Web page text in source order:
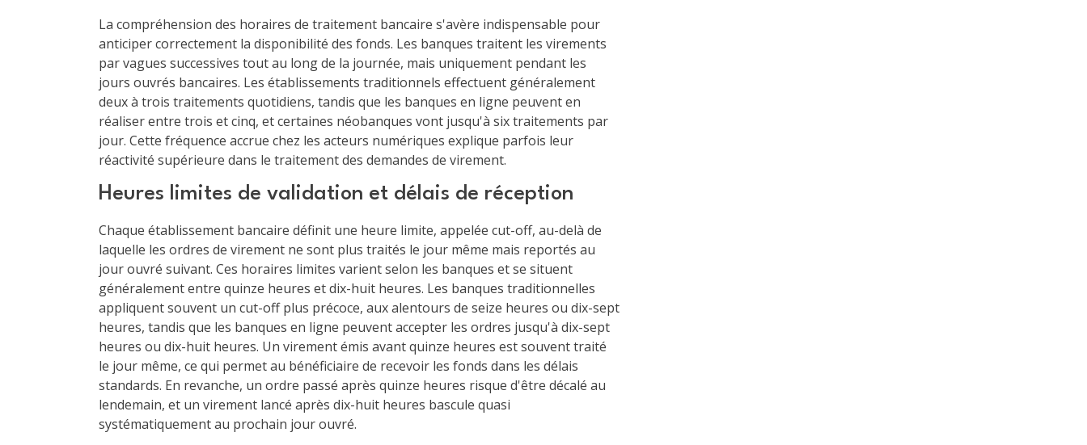
La compréhension des horaires de traitement bancaire s'avère indispensable pour
anticiper correctement la disponibilité des fonds. Les banques traitent les virements
par vagues successives tout au long de la journée, mais uniquement pendant les
jours ouvrés bancaires. Les établissements traditionnels effectuent généralement
deux à trois traitements quotidiens, tandis que les banques en ligne peuvent en
réaliser entre trois et cinq, et certaines néobanques vont jusqu'à six traitements par
jour. Cette fréquence accrue chez les acteurs numériques explique parfois leur
réactivité supérieure dans le traitement des demandes de virement.
Heures limites de validation et délais de réception
Chaque établissement bancaire définit une heure limite, appelée cut-off, au-delà de
laquelle les ordres de virement ne sont plus traités le jour même mais reportés au
jour ouvré suivant. Ces horaires limites varient selon les banques et se situent
généralement entre quinze heures et dix-huit heures. Les banques traditionnelles
appliquent souvent un cut-off plus précoce, aux alentours de seize heures ou dix-sept
heures, tandis que les banques en ligne peuvent accepter les ordres jusqu'à dix-sept
heures ou dix-huit heures. Un virement émis avant quinze heures est souvent traité
le jour même, ce qui permet au bénéficiaire de recevoir les fonds dans les délais
standards. En revanche, un ordre passé après quinze heures risque d'être décalé au
lendemain, et un virement lancé après dix-huit heures bascule quasi
systématiquement au prochain jour ouvré.